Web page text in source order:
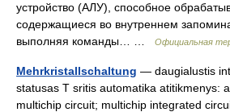
устройство (АЛУ), способное
содержащиеся во внутреннем
выполняя команды… …
Официальная
Mehrkristallschaltung — daugialustis
statusas T sritis automatika atitikmenys:
multichip circuit; multichip integrated